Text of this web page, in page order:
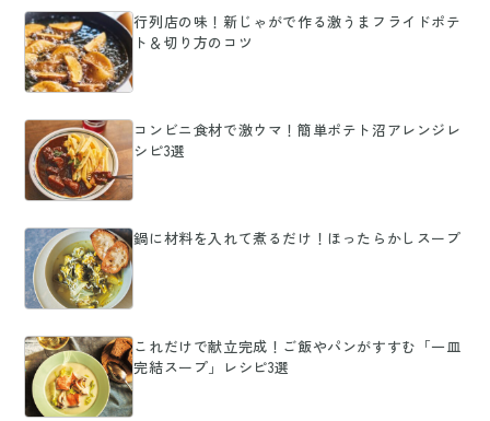
行列店の味！新じゃがで作る激うまフライドポテ
ト＆切り方のコツ
コンビニ食材で激ウマ！簡単ポテト沼アレンジレ
シピ3選
鍋に材料を入れて煮るだけ！ほったらかしスープ
これだけで献立完成！ご飯やパンがすすむ「一皿
完結スープ」レシピ3選